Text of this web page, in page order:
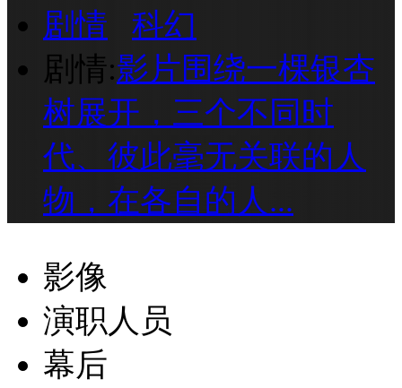
剧情
科幻
剧情:影片围绕一棵银杏
树展开，三个不同时
代、彼此毫无关联的人
物，在各自的人...
影像
演职人员
幕后